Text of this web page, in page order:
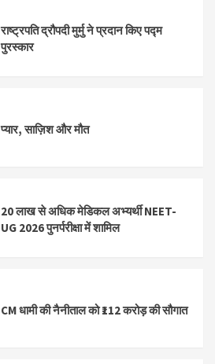
राष्ट्रपति द्रौपदी मुर्मु ने प्रदान किए पद्म
पुरस्कार
प्यार, साज़िश और मौत
20 लाख से अधिक मेडिकल अभ्यर्थी NEET-
UG 2026 पुनर्परीक्षा में शामिल
CM धामी की नैनीताल को ₹112 करोड़ की सौगात